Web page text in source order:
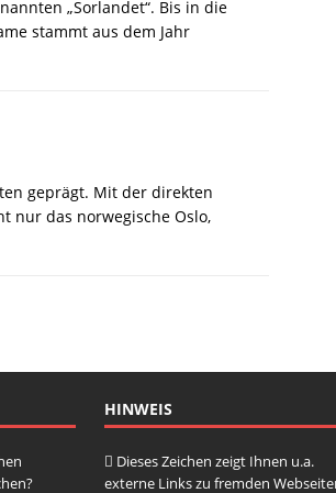
„Sorlandet“. Bis in die
stammt aus dem Jahr
geprägt. Mit der direkten
nur das norwegische Oslo,
HINWEIS
Dieses Zeichen zeigt Ihnen u.a.
externe Links zu fremden